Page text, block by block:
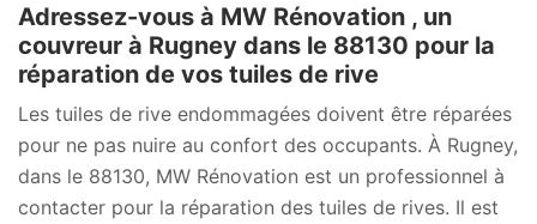
Adressez-vous à MW Rénovation , un
couvreur à Rugney dans le 88130 pour la
réparation de vos tuiles de rive
Les tuiles de rive endommagées doivent être réparées
pour ne pas nuire au confort des occupants. À Rugney,
dans le 88130, MW Rénovation est un professionnel à
contacter pour la réparation des tuiles de rives. Il est